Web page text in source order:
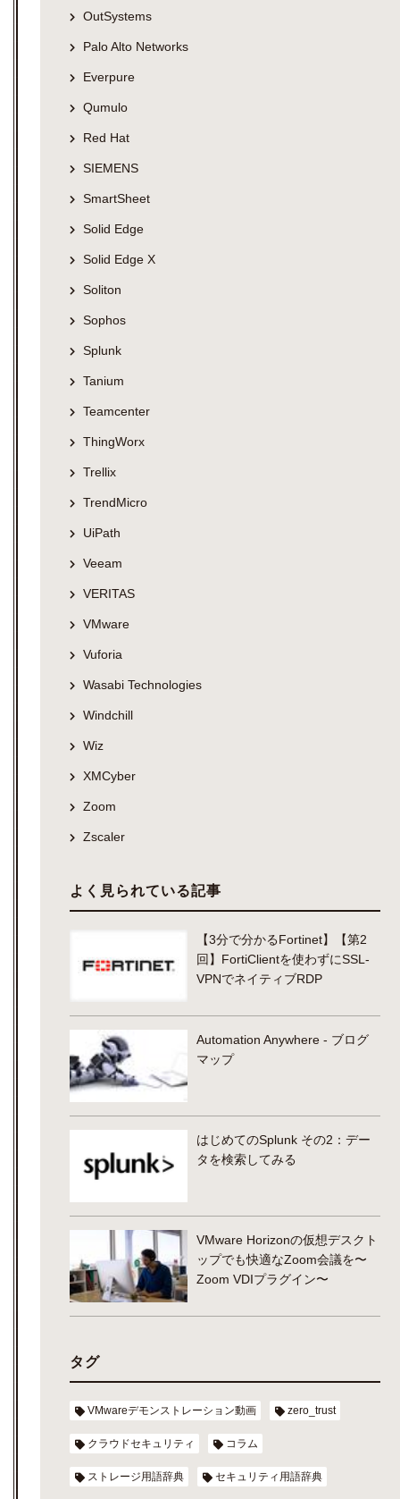
OutSystems
Palo Alto Networks
Everpure
Qumulo
Red Hat
SIEMENS
SmartSheet
Solid Edge
Solid Edge X
Soliton
Sophos
Splunk
Tanium
Teamcenter
ThingWorx
Trellix
TrendMicro
UiPath
Veeam
VERITAS
VMware
Vuforia
Wasabi Technologies
Windchill
Wiz
XMCyber
Zoom
Zscaler
よく見られている記事
【3分で分かるFortinet】【第2
回】FortiClientを使わずにSSL-
VPNでネイティブRDP
Automation Anywhere - ブログ
マップ
はじめてのSplunk その2：デー
タを検索してみる
VMware Horizonの仮想デスクト
ップでも快適なZoom会議を〜
Zoom VDIプラグイン〜
タグ
VMwareデモンストレーション動画 zero_trust
クラウドセキュリティ コラム
ストレージ用語辞典 セキュリティ用語辞典